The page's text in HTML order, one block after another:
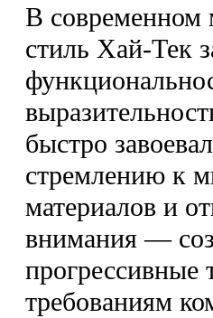
В современном
стиль Хай-Тек
быстро
стремлению к
материалов и
внимания —
прогрессивные
требованиям